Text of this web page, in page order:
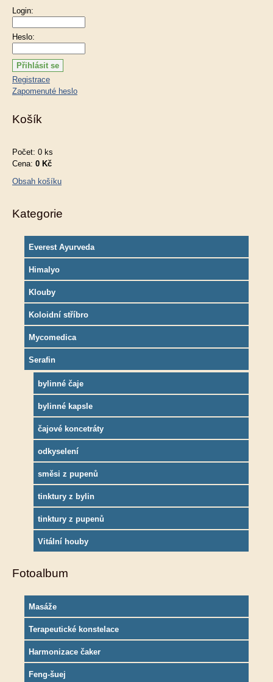
Login:
Heslo:
Registrace
Zapomenuté heslo
Košík
Počet: 0 ks
Cena: 0 Kč
Obsah košíku
Kategorie
Everest Ayurveda
Himalyo
Klouby
Koloidní stříbro
Mycomedica
Serafin
bylinné čaje
bylinné kapsle
čajové koncetráty
odkyselení
směsi z pupenů
tinktury z bylin
tinktury z pupenů
Vitální houby
Fotoalbum
Masáže
Terapeutické konstelace
Harmonizace čaker
Feng-šuej